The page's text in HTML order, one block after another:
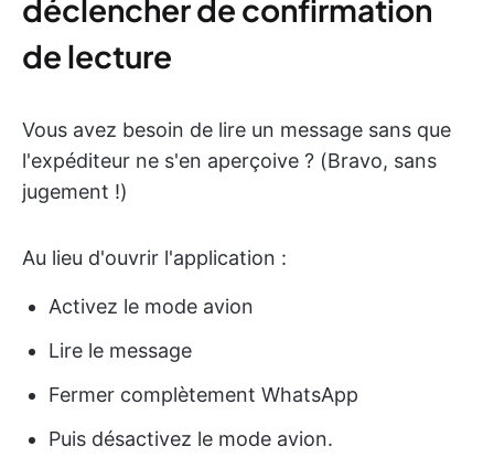
déclencher de confirmation
de lecture
Vous avez besoin de lire un message sans que
l'expéditeur ne s'en aperçoive ? (Bravo, sans
jugement !)
Au lieu d'ouvrir l'application :
Activez le mode avion
Lire le message
Fermer complètement WhatsApp
Puis désactivez le mode avion.